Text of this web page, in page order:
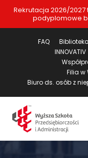
Rekrutacja 2026/2027
podyplomowe
FAQ Biblioteka
INNOVATIV
Filia w
Biuro ds. osób z